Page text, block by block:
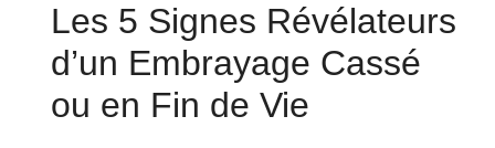
Les 5 Signes Révélateurs
d’un Embrayage Cassé
ou en Fin de Vie